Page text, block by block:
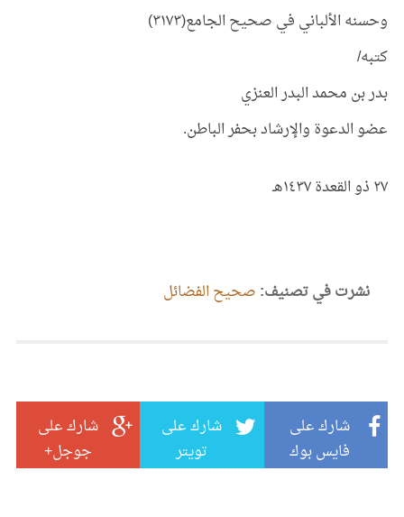
وحسنه الألباني في صحيح الجامع(٣١٧٣)
كتبه/
بدر بن محمد البدر العنزي
عضو الدعوة والإرشاد بحفر الباطن.
٢٧ ذو القعدة ١٤٣٧هـ
نشرت في تصنيف: صحيح الفضائل
شارك على
فايس بوك
شارك على
تويتر
شارك على
جوجل+